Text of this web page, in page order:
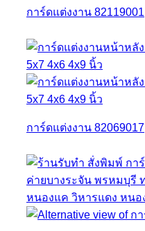
การ์ดแต่งงาน 82119001
การ์ดแต่งงาน 82069017